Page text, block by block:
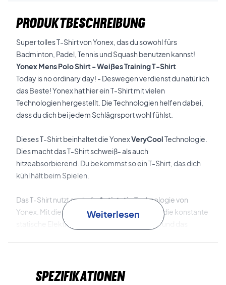
PRODUKTBESCHREIBUNG
Super tolles T-Shirt von Yonex, das du sowohl fürs
Badminton, Padel, Tennis und Squash benutzen kannst!
Yonex Mens Polo Shirt - Weißes Training T-Shirt
Today is no ordinary day! - Deswegen verdienst du natürlich
das Beste! Yonex hat hier ein T-Shirt mit vielen
Technologien hergestellt. Die Technologien helfen dabei,
dass du dich bei jedem Schlägrsport wohl fühlst.
Dieses T-Shirt beinhaltet die YonexVeryCoolTechnologie.
Dies macht das T-Shirt schweiß- als auch
hitzeabsorbierend. Du bekommst so ein T-Shirt, das dich
kühl hält beim Spielen.
Das T-Shirt nutzt auch dieAntistaticTechnologie von
Yonex. Mit dieser Technologie musst du nicht die konstante
statische Elektrizität ertragen, die an Friktion und das
Yonex T-Shirt mit Schweißabsorbtion und tollem
Weiterlesen
Spezifikationen